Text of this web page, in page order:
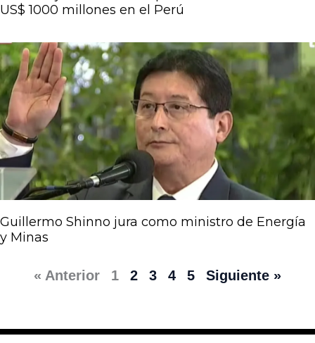
US$ 1000 millones en el Perú
Guillermo Shinno jura como ministro de Energía
y Minas
« Anterior 1 2 3 4 5 Siguiente »